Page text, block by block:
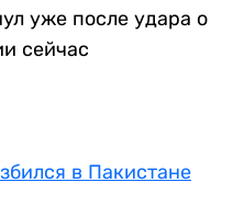
уже после удара о
сейчас
в Пакистане